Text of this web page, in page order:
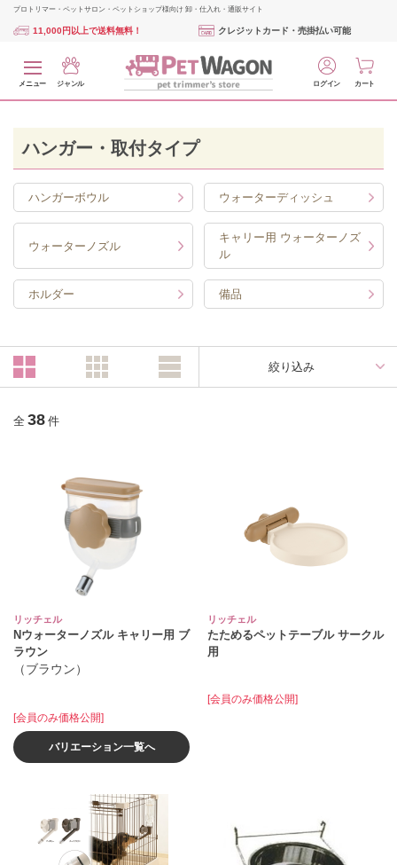
プロトリマー・ペットサロン・ペットショップ様向け 卸・仕入れ・通販サイト
11,000円以上で送料無料！ クレジットカード・売掛払い可能
メニュー ジャンル ログイン カート
ハンガー・取付タイプ
ハンガーボウル ウォーターディッシュ
ウォーターノズル
キャリー用 ウォーターノズ
ル
ホルダー 備品
絞り込み
全 38 件
リッチェル
Nウォーターノズル キャリー用 ブ
ラウン
（ブラウン）
[会員のみ価格公開]
バリエーション一覧へ
リッチェル
たためるペットテーブル サークル
用
[会員のみ価格公開]